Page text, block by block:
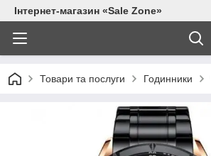
Інтернет-магазин «Sale Zone»
Товари та послуги Годинники